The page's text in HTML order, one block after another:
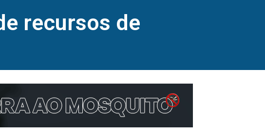
recursos de